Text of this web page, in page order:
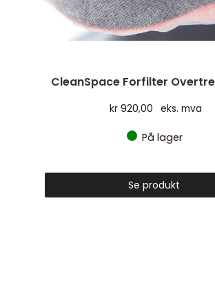
CleanSpace Forfilter
kr 920,00 eks. mva
På lager
Se produkt